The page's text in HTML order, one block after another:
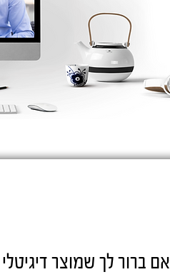
אם ברור לך שמוצר